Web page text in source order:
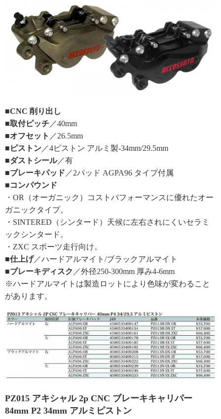
■CNC 削り出し
■取付ピッチ ／40mm
■オフセット ／26.5mm
■ピストン ／4ピストン アルミ製-34mm/29.5mm
■ダストシール／有
■ブレーキパッド ／2パッド AGPA96 タイプ付属
■コンパウンド
・OR（オーガニック）コストパフォーマンスに優れたオー
ガニックタイプ。
・SINTERED（シンタード）天候に左右されにくいセラミ
ックシンタード。
・ZXC スポーツ走行向け。
■仕上げ／ハードアルマイト/ブラックアルマイト
■ブレーキディスク ／外径250-300mm 厚み4-6mm
※ハードアルマイトは製造ロットにより色味が変わること
があります。
PZ015 アキシャル 2p CNC ブレーキキャリパー
84mm P2 34mm アルミピストン